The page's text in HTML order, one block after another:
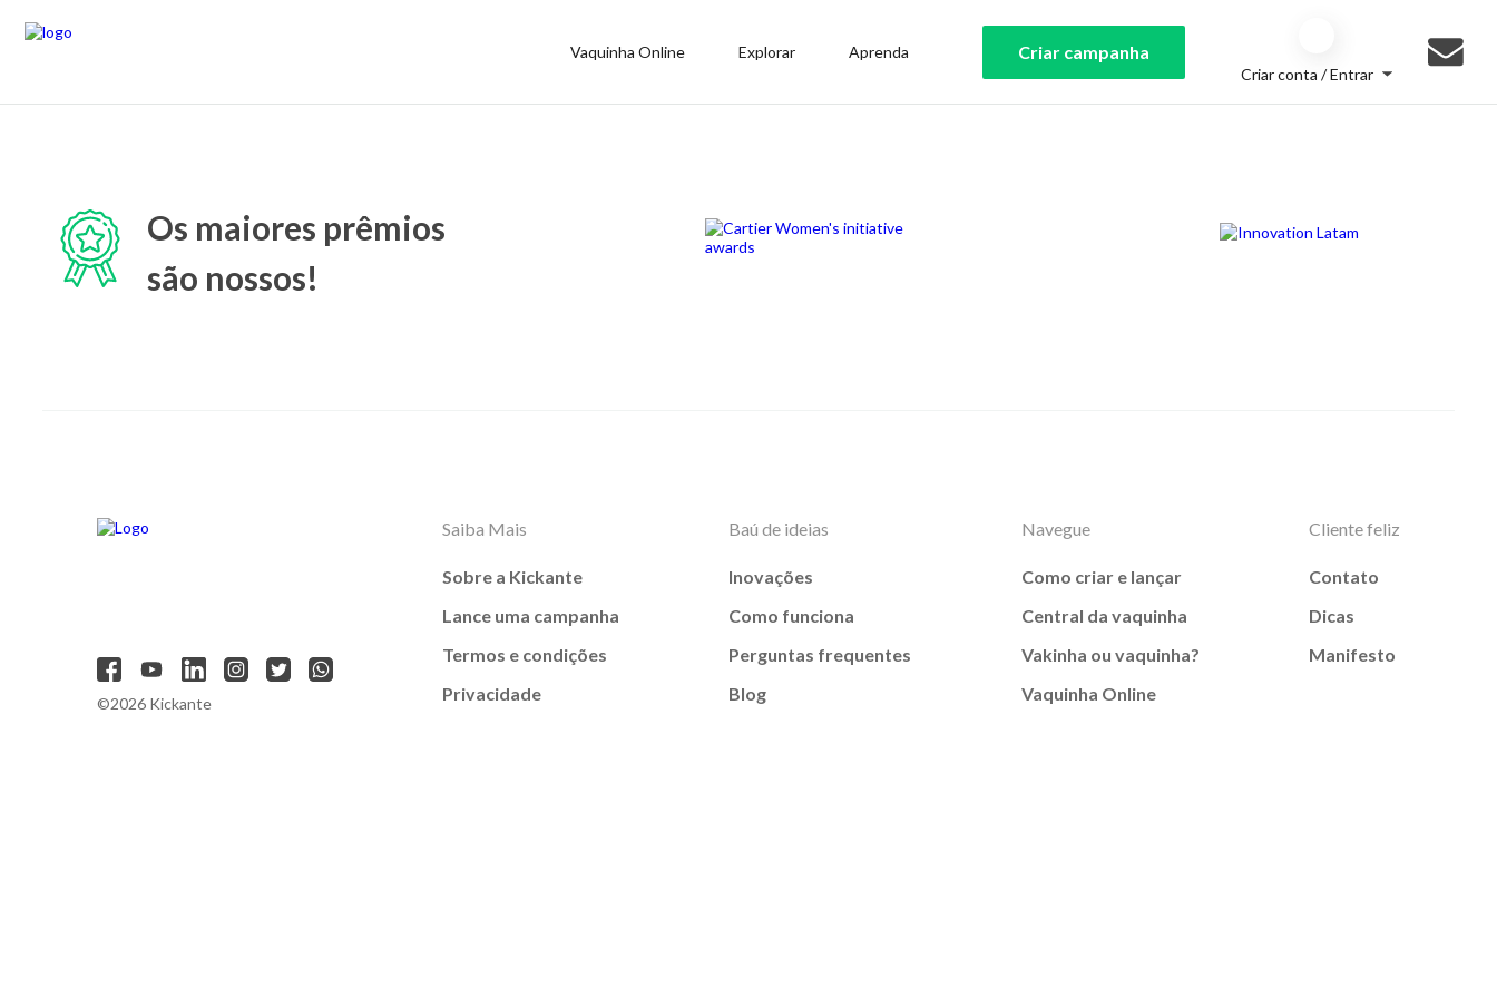
Vaquinha Online Explorar Aprenda Criar campanha
Criar conta / Entrar
Os maiores prêmios
são nossos!
©2026 Kickante
Saiba Mais
Sobre a Kickante
Lance uma campanha
Termos e condições
Privacidade
Baú de ideias
Inovações
Como funciona
Perguntas frequentes
Blog
Navegue
Como criar e lançar
Central da vaquinha
Vakinha ou vaquinha?
Vaquinha Online
Cliente feliz
Contato
Dicas
Manifesto